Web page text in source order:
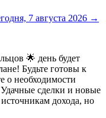
7 августа 2026 →
🌟 день будет
Будьте готовы к
о необходимости
сделки и новые
дохода, но